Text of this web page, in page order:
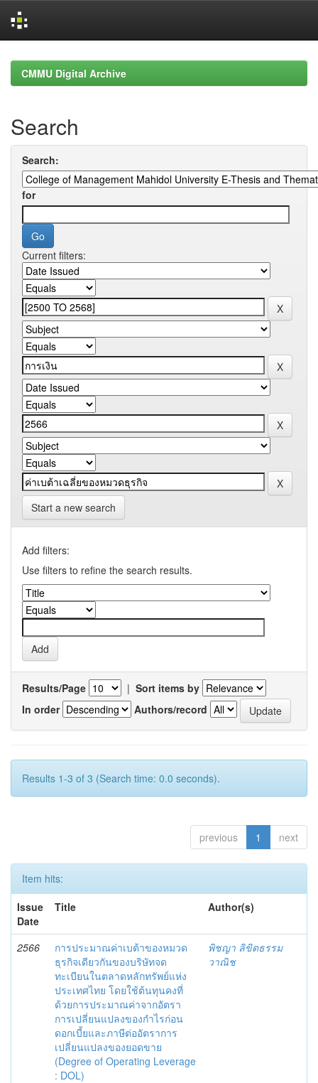
navigationCMMU Digital Archive
Search
Search:
for
Current filters:
Start a new search
Add filters:
Use filters to refine the search results.
Results/Page | Sort items by
In order
Authors/record
Results 1-3 of 3 (Search time: 0.0 seconds).
previous 1 next
Item hits:
Issue
Date
Title Author(s)
2566
การประมาณค่าเบต้าของหมวด
ธุรกิจเดียวกันของบริษัทจด
ทะเบียนในตลาดหลักทรัพย์แห่ง
ประเทศไทย โดยใช้ต้นทุนคงที่
ด้วยการประมาณค่าจากอัตรา
การเปลี่ยนแปลงของกำไรก่อน
ดอกเบี้ยและภาษีต่ออัตราการ
เปลี่ยนแปลงของยอดขาย
(Degree of Operating Leverage
: DOL)
พิชญา ลิขิตธรรม
วาณิช